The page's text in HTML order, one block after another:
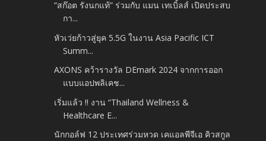
“สก๊อต รังนกแท้” ร่วมกับ แมน เทเบิ้ลส์ เปิดประสบ
กา...
หัวเว่ยก้าวสู่ยุค 5.5G ในงาน Asia Pacific ICT
Summ...
AXONS คว้ารางวัล DEmark 2024 จากการออก
แบบแอปพลิเคช...
เริ่มแล้ว !! งาน “Thailand Wellness &
Healthcare E...
นักกอล์ฟ 12 ประเทศร่วมหวด เคแอลพีจีเอ คิวสกูล